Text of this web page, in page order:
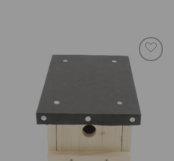
Auf die
Wunschliste